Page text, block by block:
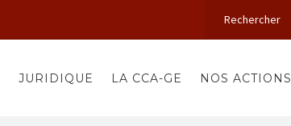
JURIDIQUE LA CCA-GE NOS ACTIONS